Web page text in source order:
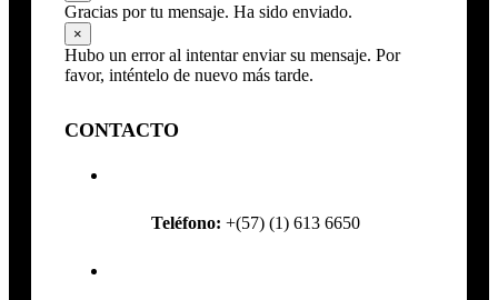
Gracias por tu mensaje. Ha sido enviado.
×
Hubo un error al intentar enviar su mensaje. Por
favor, inténtelo de nuevo más tarde.
CONTACTO
Teléfono: +(57) (1) 613 6650